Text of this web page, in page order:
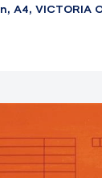
A4, VICTORIA